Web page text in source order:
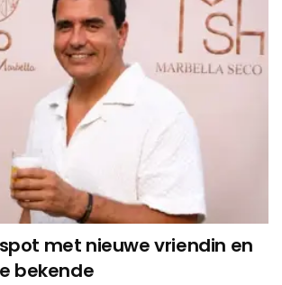
met nieuwe vriendin en
bekende